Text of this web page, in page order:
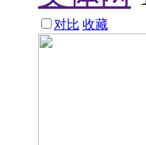
对比 收藏